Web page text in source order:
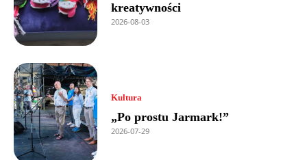
kreatywności
2026-08-03
Kultura
„Po prostu Jarmark!”
2026-07-29